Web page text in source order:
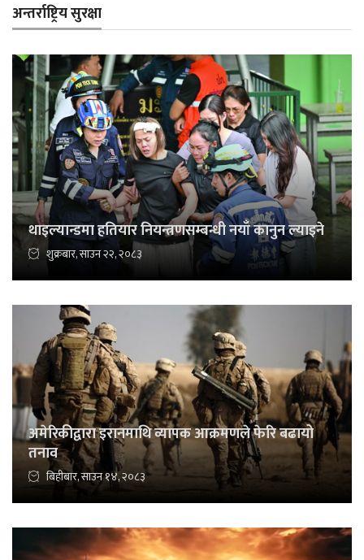
अन्तर्राष्ट्रिय सुरक्षा
थाइल्यान्डमा हतियार नियन्त्रणसम्बन्धी नयाँ कानुन ल्याइने
शुक्रबार, साउन २२, २०८३
अमेरिकीद्वारा इरानमाथि व्यापक आक्रमणले फेरि बढायो
तनाव
बिहीबार, साउन १४, २०८३